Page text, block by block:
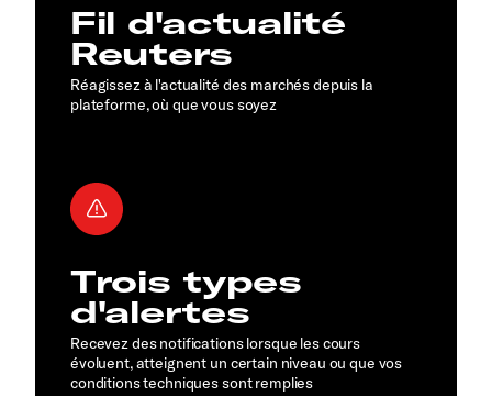
Fil d'actualité
Reuters
Réagissez à l'actualité des marchés depuis la
plateforme, où que vous soyez
Trois types
d'alertes
Recevez des notifications lorsque les cours
évoluent, atteignent un certain niveau ou que vos
conditions techniques sont remplies